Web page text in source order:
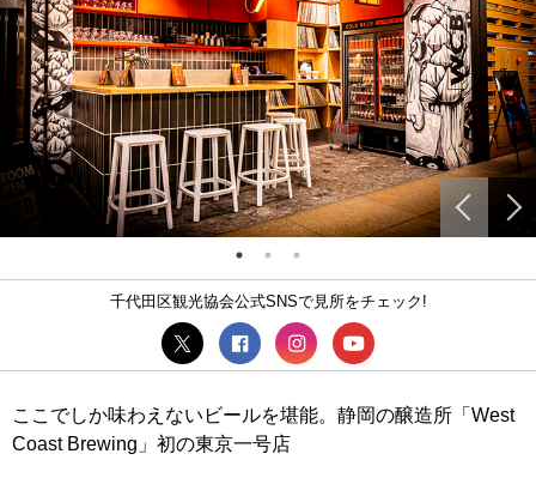
千代田区観光協会公式SNSで見所をチェック!
ここでしか味わえないビールを堪能。静岡の醸造所「West
Coast Brewing」初の東京一号店